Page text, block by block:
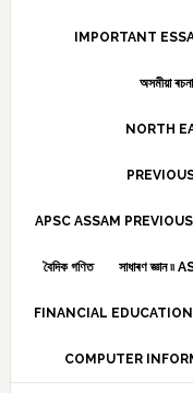
IMPORTANT
অসমীয়া
NORTH
APSC ASSAM
বৈদিক গণিত সাধাৰণ জ্ঞান
FINANCIAL
COMPUTER